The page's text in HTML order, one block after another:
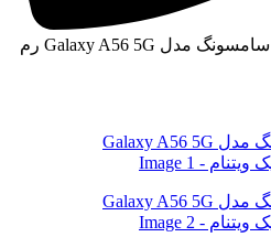
گوشی سامسونگ مدل Galaxy A56 5G رم